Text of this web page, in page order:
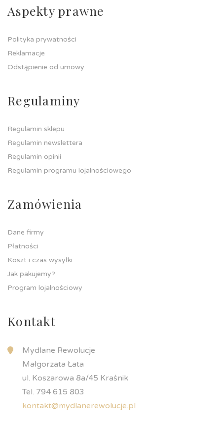
Aspekty prawne
Polityka prywatności
Reklamacje
Odstąpienie od umowy
Regulaminy
Regulamin sklepu
Regulamin newslettera
Regulamin opinii
Regulamin programu lojalnościowego
Zamówienia
Dane firmy
Płatności
Koszt i czas wysyłki
Jak pakujemy?
Program lojalnościowy
Kontakt
Mydlane Rewolucje
Małgorzata Łata
ul. Koszarowa 8a/45 Kraśnik
Tel. 794 615 803
kontakt@mydlanerewolucje.pl